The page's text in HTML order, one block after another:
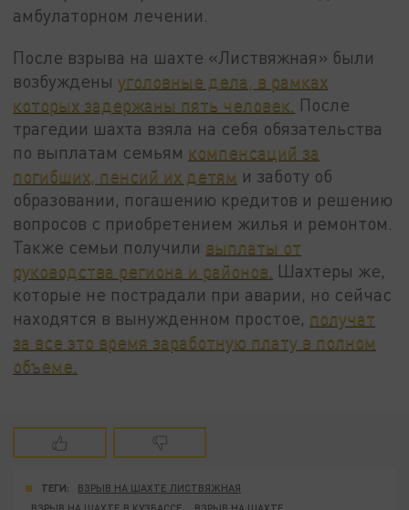
амбулаторном лечении.
После взрыва на шахте «Листвяжная» были
возбужденыуголовные дела, в рамках
которых задержаны пять человек. После
трагедии шахта взяла на себя обязательства
по выплатам семьям компенсаций за
погибших, пенсий их детям и заботу об
образовании, погашению кредитов и решению
вопросов с приобретением жилья и ремонтом.
Также семьи получили выплаты от
руководства региона и районов. Шахтеры же,
которые не пострадали при аварии, но сейчас
находятся в вынужденном простое, получат
за все это время заработную плату в полном
объеме.
ТЕГИ:
ВЗРЫВ НА ШАХТЕ ЛИСТВЯЖНАЯ